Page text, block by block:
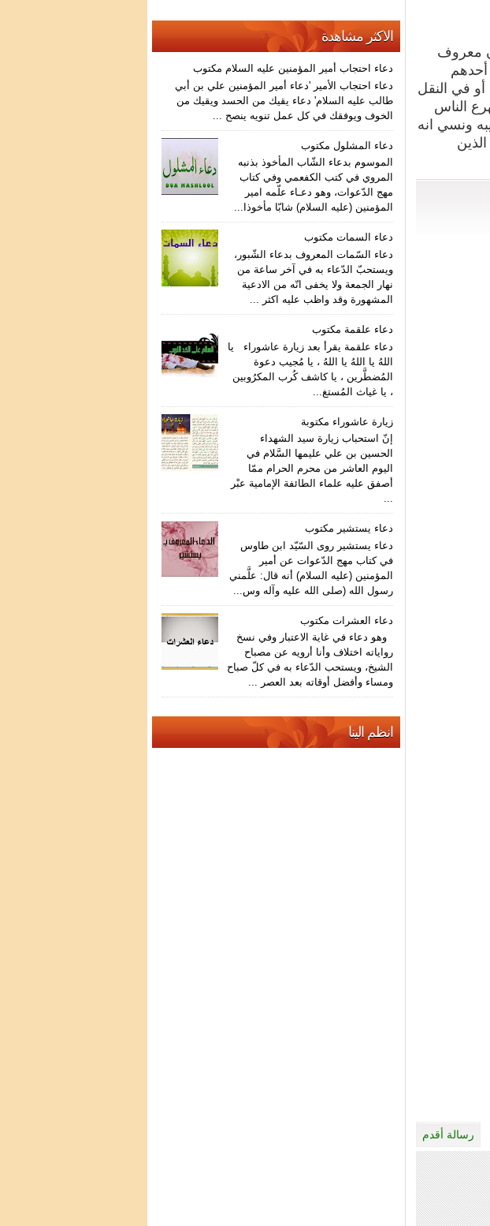
معروف
أو في النقل
الناس
ونسي انه
رسالة أقدم
الاكثر مشاهدة
دعاء احتجاب أمير المؤمنين عليه السلام مكتوب
دعاء احتجاب الأمير 'دعاء أمير المؤمنين علي بن أبي
طالب عليه السلام' دعاء يقيك من الحسد ويقيك من
الخوف ويوفقك في كل عمل تنويه ينصح ...
دعاء المشلول مكتوب
الموسوم بدعاء الشّاب المأخوذ بذنبه
المروي في كتب الكفعمي وفي كتاب
مهج الدّعوات، وهو دعـاء علّمه امير
المؤمنين (عليه السلام) شابّا مأخوذا...
دعاء السمات مكتوب
دعاء السّمات المعروف بدعاء الشّبور،
ويستحبّ الدّعاء به في آخر ساعة من
نهار الجمعة ولا يخفى انّه من الادعية
المشهورة وقد واظب عليه اكثر ...
دعاء علقمة مكتوب
دعاء علقمة يقرأ بعد زيارة عاشوراء يا
اللهُ يا اللهُ يا اللهُ ، يا مُجيب دعوة
المُضطَّرين ، يا كاشف كُرب المكرُوبين
، يا غياث المُستغ...
زيارة عاشوراء مكتوبة
إنّ استحباب زيارة سيد الشهداء
الحسين بن علي عليمها السَّلام في
اليوم العاشر من محرم الحرام ممّا
أصفق عليه علماء الطائفة الإمامية عبْر
...
دعاء يستشير مكتوب
دعاء يستشير روى السّيّد ابن طاوس
في كتاب مهج الدّعوات عن أمير
المؤمنين (عليه السلام) أنه قال: علَّمني
رسول الله (صلى الله عليه وآله وس...
دعاء العشرات مكتوب
وهو دعاء في غاية الاعتبار وفي نسخ
رواياته اختلاف وأنا أرويه عن مصباح
الشيخ، ويستحب الدّعاء به في كلّ صباح
ومساء وأفضل أوقاته بعد العصر ...
انظم الينا